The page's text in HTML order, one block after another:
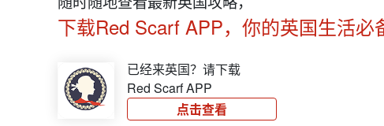
下载Red Scarf APP，你的英国生活必
已经来英国？请下载
Red Scarf APP
点击查看